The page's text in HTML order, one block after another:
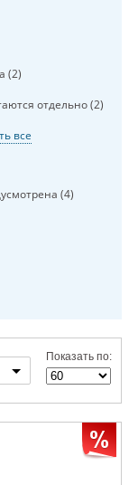
(2)
отдельно (2)
все
(4)
Показать по: